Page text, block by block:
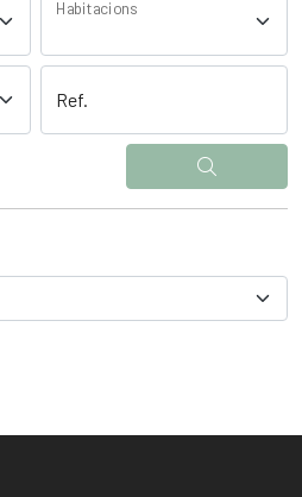
Habitacions
Ref.